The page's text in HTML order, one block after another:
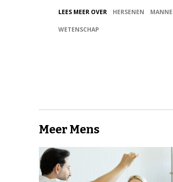
LEES MEER OVER HERSENEN
WETENSCHAP
Meer Mens